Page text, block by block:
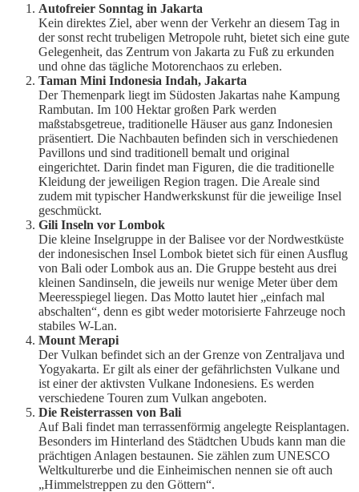
Autofreier Sonntag in Jakarta
Kein direktes Ziel, aber wenn der Verkehr an diesem Tag in
der sonst recht trubeligen Metropole ruht, bietet sich eine gute
Gelegenheit, das Zentrum von Jakarta zu Fuß zu erkunden
und ohne das tägliche Motorenchaos zu erleben.
Taman Mini Indonesia Indah, Jakarta
Der Themenpark liegt im Südosten Jakartas nahe Kampung
Rambutan. Im 100 Hektar großen Park werden
maßstabsgetreue, traditionelle Häuser aus ganz Indonesien
präsentiert. Die Nachbauten befinden sich in verschiedenen
Pavillons und sind traditionell bemalt und original
eingerichtet. Darin findet man Figuren, die die traditionelle
Kleidung der jeweiligen Region tragen. Die Areale sind
zudem mit typischer Handwerkskunst für die jeweilige Insel
geschmückt.
Gili Inseln vor Lombok
Die kleine Inselgruppe in der Balisee vor der Nordwestküste
der indonesischen Insel Lombok bietet sich für einen Ausflug
von Bali oder Lombok aus an. Die Gruppe besteht aus drei
kleinen Sandinseln, die jeweils nur wenige Meter über dem
Meeresspiegel liegen. Das Motto lautet hier „einfach mal
abschalten“, denn es gibt weder motorisierte Fahrzeuge noch
stabiles W-Lan.
Mount Merapi
Der Vulkan befindet sich an der Grenze von Zentraljava und
Yogyakarta. Er gilt als einer der gefährlichsten Vulkane und
ist einer der aktivsten Vulkane Indonesiens. Es werden
verschiedene Touren zum Vulkan angeboten.
Die Reisterrassen von Bali
Auf Bali findet man terrassenförmig angelegte Reisplantagen.
Besonders im Hinterland des Städtchen Ubuds kann man die
prächtigen Anlagen bestaunen. Sie zählen zum UNESCO
Weltkulturerbe und die Einheimischen nennen sie oft auch
„Himmelstreppen zu den Göttern“.